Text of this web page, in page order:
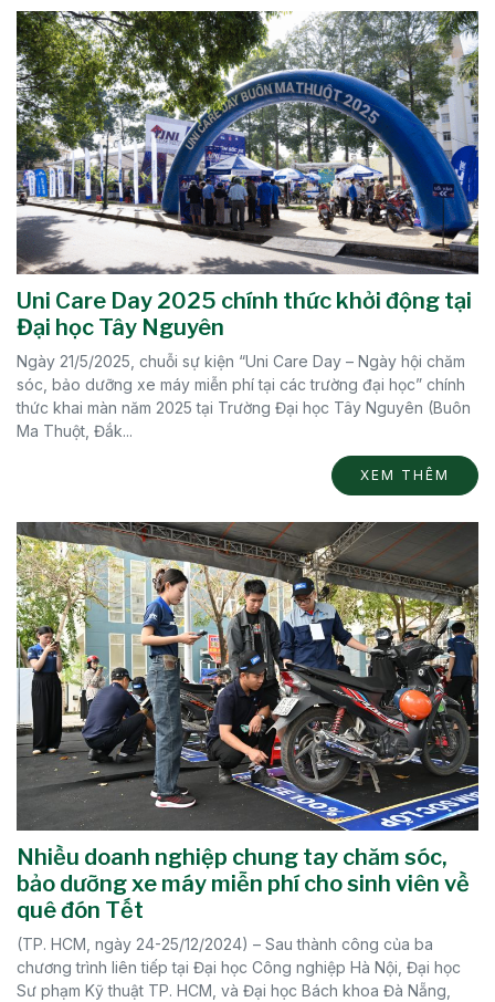
Uni Care Day 2025 chính thức khởi động tại
Đại học Tây Nguyên
Ngày 21/5/2025, chuỗi sự kiện “Uni Care Day – Ngày hội chăm
sóc, bảo dưỡng xe máy miễn phí tại các trường đại học” chính
thức khai màn năm 2025 tại Trường Đại học Tây Nguyên (Buôn
Ma Thuột, Đắk...
XEM THÊM
Nhiều doanh nghiệp chung tay chăm sóc,
bảo dưỡng xe máy miễn phí cho sinh viên về
quê đón Tết
(TP. HCM, ngày 24-25/12/2024) – Sau thành công của ba
chương trình liên tiếp tại Đại học Công nghiệp Hà Nội, Đại học
Sư phạm Kỹ thuật TP. HCM, và Đại học Bách khoa Đà Nẵng,